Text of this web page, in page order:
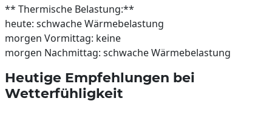
** Thermische Belastung:**
heute: schwache Wärmebelastung
morgen Vormittag: keine
morgen Nachmittag: schwache Wärmebelastung
Heutige Empfehlungen bei
Wetterfühligkeit